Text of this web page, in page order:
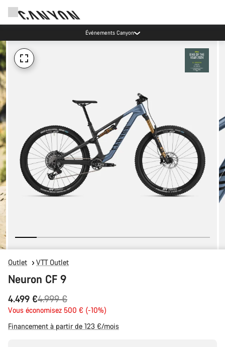
Événements Canyon
Outlet VTT Outlet
Neuron CF 9
4.499 €
Prix
d’origine
4.999 €
Vous économisez 500 € (-10%)
Financement à partir de 123 €/mois